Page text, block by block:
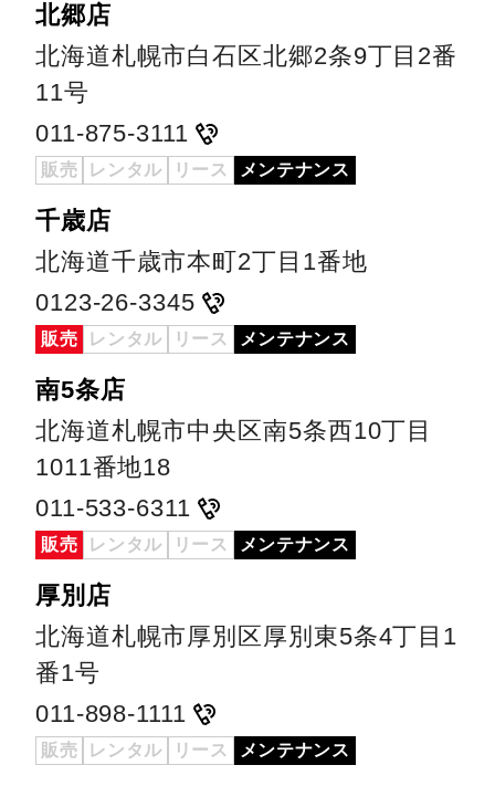
北郷店
北海道札幌市白石区北郷2条9丁目2番
11号
011-875-3111
販売 レンタル リース メンテナンス
千歳店
北海道千歳市本町2丁目1番地
0123-26-3345
販売 レンタル リース メンテナンス
南5条店
北海道札幌市中央区南5条西10丁目
1011番地18
011-533-6311
販売 レンタル リース メンテナンス
厚別店
北海道札幌市厚別区厚別東5条4丁目1
番1号
011-898-1111
販売 レンタル リース メンテナンス